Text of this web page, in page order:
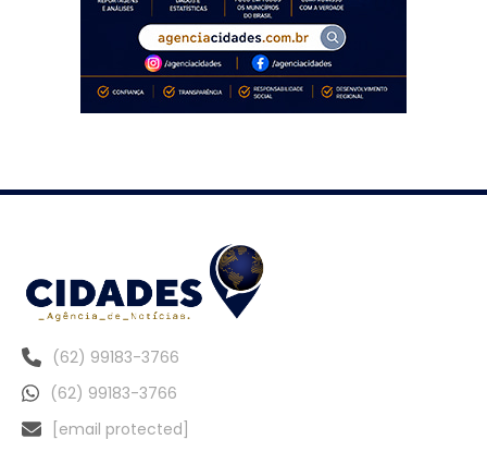
(62) 99183-3766
(62) 99183-3766
[email protected]